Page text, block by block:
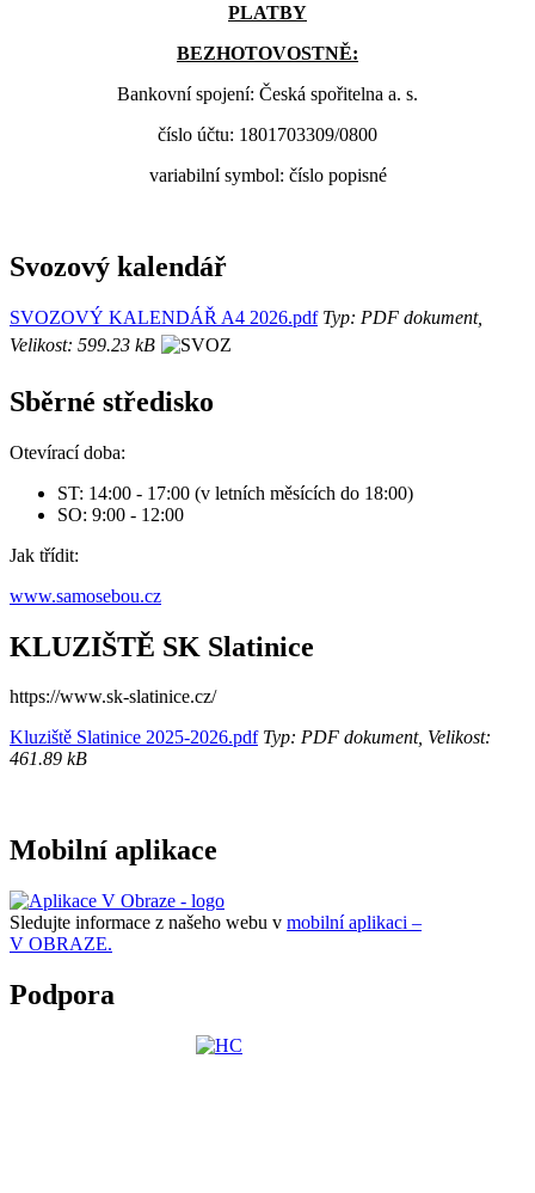
PLATBY
BEZHOTOVOSTNĚ:
Bankovní spojení: Česká spořitelna a. s.
číslo účtu: 1801703309/0800
variabilní symbol: číslo popisné
Svozový kalendář
SVOZOVÝ KALENDÁŘ A4 2026.pdfTyp: PDF dokument,
Velikost: 599.23 kB
Sběrné středisko
Otevírací doba:
ST: 14:00 - 17:00 (v letních měsících do 18:00)
SO: 9:00 - 12:00
Jak třídit:
www.samosebou.cz
KLUZIŠTĚ SK Slatinice
https://www.sk-slatinice.cz/
Kluziště Slatinice 2025-2026.pdfTyp: PDF dokument, Velikost:
461.89 kB
Mobilní aplikace
Sledujte informace z našeho webu v mobilní aplikaci –
V OBRAZE.
Podpora